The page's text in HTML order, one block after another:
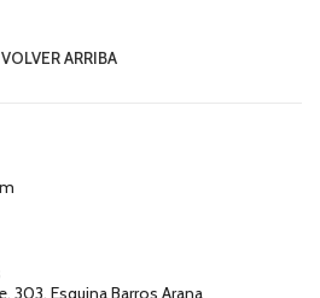
VOLVER ARRIBA
Esquina Barros Arana